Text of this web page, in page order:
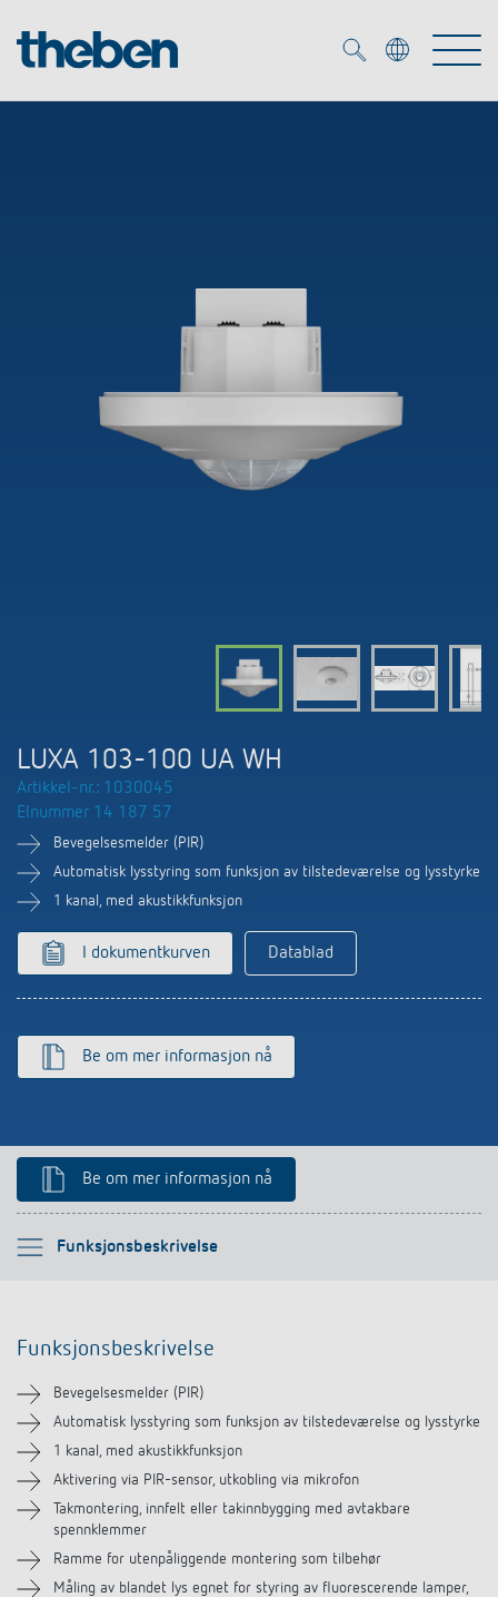
Smart Home
Nærværs- og bevegelsesdetektor
OEM løsninger
Nedlastninger
Kataloger og brosjyrer
Selskapet
Historie
Salg verden over
LUXA 103-100 UA WH
Artikkel-nr.: 1030045
Elnummer 14 187 57
Bevegelsesmelder (PIR)
Automatisk lysstyring som funksjon av tilstedeværelse og lysstyrke
1 kanal, med akustikkfunksjon
I dokumentkurven Datablad
Be om mer informasjon nå
Be om mer informasjon nå
Funksjonsbeskrivelse
Vennligst velg
Teknisk informasjon
Nedlastinger
Tilbehør
Funksjonsbeskrivelse
Bevegelsesmelder (PIR)
Automatisk lysstyring som funksjon av tilstedeværelse og lysstyrke
1 kanal, med akustikkfunksjon
Aktivering via PIR-sensor, utkobling via mikrofon
Takmontering, innfelt eller takinnbygging med avtakbare
spennklemmer
Ramme for utenpåliggende montering som tilbehør
Måling av blandet lys egnet for styring av fluorescerende lamper,